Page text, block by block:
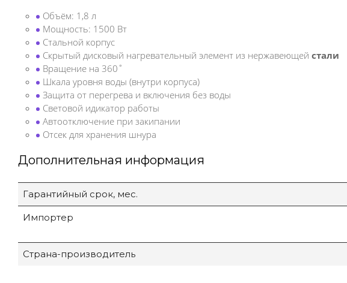
Объём: 1,8 л
Мощность: 1500 Вт
Стальной корпус
Скрытый дисковый нагревательный элемент из нержавеющей стали
Вращение на 360˚
Шкала уровня воды (внутри корпуса)
Защита от перегрева и включения без воды
Световой идикатор работы
Автоотключение при закипании
Отсек для хранения шнура
Дополнительная информация
Гарантийный срок, мес.
Импортер
Страна-производитель